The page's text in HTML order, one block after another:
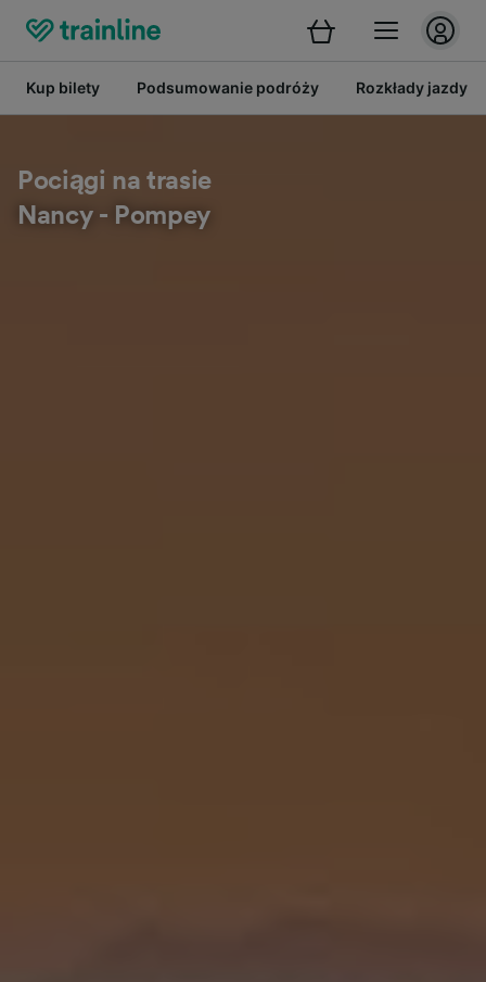
Kup bilety Podsumowanie podróży Rozkłady jazdy
Pociągi na trasie
Nancy - Pompey